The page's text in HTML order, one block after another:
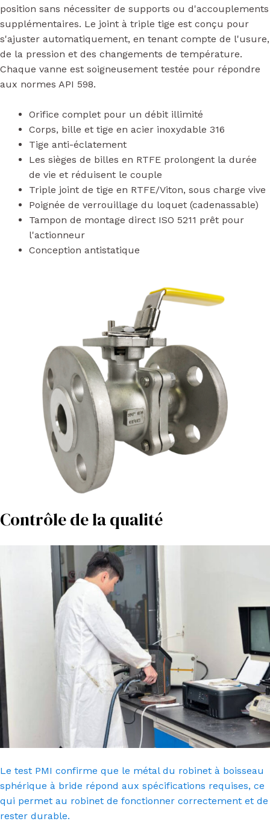
position sans nécessiter de supports ou d'accouplements
supplémentaires. Le joint à triple tige est conçu pour
s'ajuster automatiquement, en tenant compte de l'usure,
de la pression et des changements de température.
Chaque vanne est soigneusement testée pour répondre
aux normes API 598.
Orifice complet pour un débit illimité
Corps, bille et tige en acier inoxydable 316
Tige anti-éclatement
Les sièges de billes en RTFE prolongent la durée
de vie et réduisent le couple
Triple joint de tige en RTFE/Viton, sous charge vive
Poignée de verrouillage du loquet (cadenassable)
Tampon de montage direct ISO 5211 prêt pour
l'actionneur
Conception antistatique
Contrôle de la qualité
Le test PMI confirme que le métal du robinet à boisseau
sphérique à bride répond aux spécifications requises, ce
qui permet au robinet de fonctionner correctement et de
rester durable.